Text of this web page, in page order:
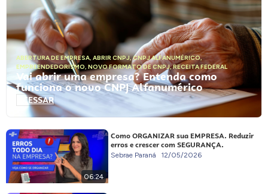
ABERTURA DE EMPRESA, ABRIR CNPJ,CNPJ ALFANUMÉRICO,
EMPREENDEDORISMO, NOVO FORMATO DE CNPJ,RECEITA FEDERAL
Vai abrir uma empresa? Entenda como
funciona o novo CNPJ Alfanumérico
ACESSAR
06:24
Como ORGANIZAR sua EMPRESA. Reduzir
erros e crescer com SEGURANÇA.
Sebrae Paraná 12/05/2026